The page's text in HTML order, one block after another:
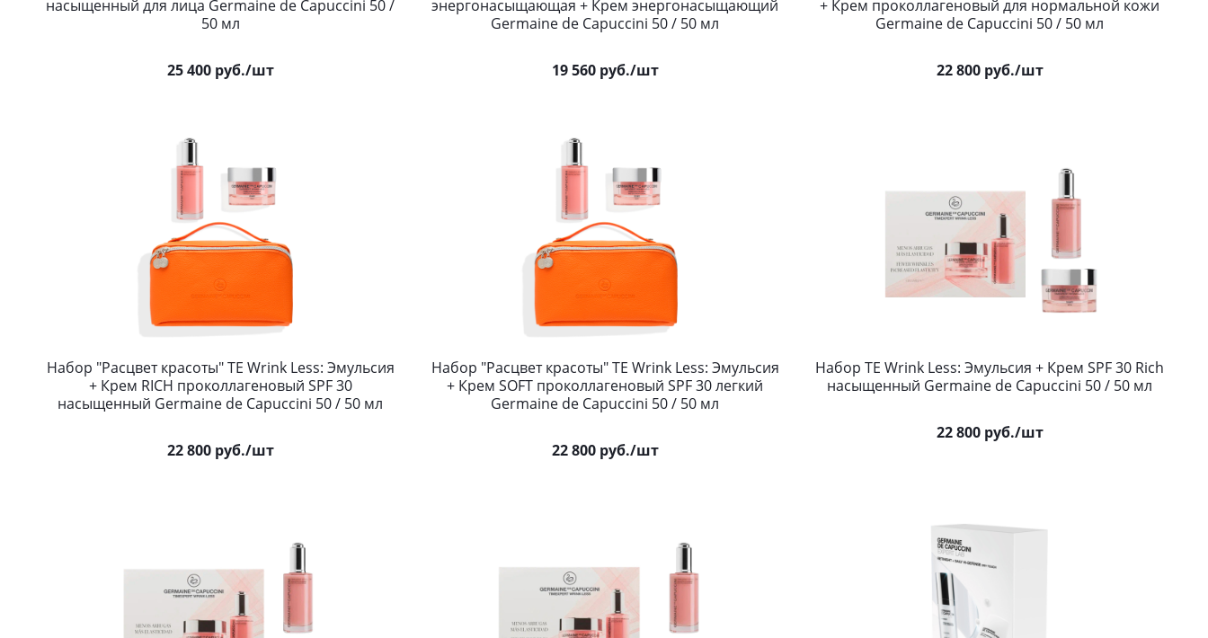
насыщенный для лица Germaine de Capuccini 50 /
50 мл
25 400руб./шт
энергонасыщающая + Крем энергонасыщающий
Germaine de Capuccini 50 / 50 мл
19 560руб./шт
+ Крем проколлагеновый для нормальной кожи
Germaine de Capuccini 50 / 50 мл
22 800руб./шт
Набор "Расцвет красоты" TE Wrink Less: Эмульсия
+ Крем RICH проколлагеновый SPF 30
насыщенный Germaine de Capuccini 50 / 50 мл
22 800руб./шт
Набор "Расцвет красоты" TE Wrink Less: Эмульсия
+ Крем SOFT проколлагеновый SPF 30 легкий
Germaine de Capuccini 50 / 50 мл
22 800руб./шт
Набор TE Wrink Less: Эмульсия + Крем SPF 30 Rich
насыщенный Germaine de Capuccini 50 / 50 мл
22 800руб./шт